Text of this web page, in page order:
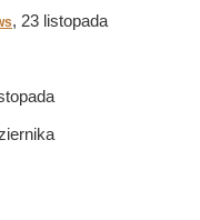
, 23 listopada